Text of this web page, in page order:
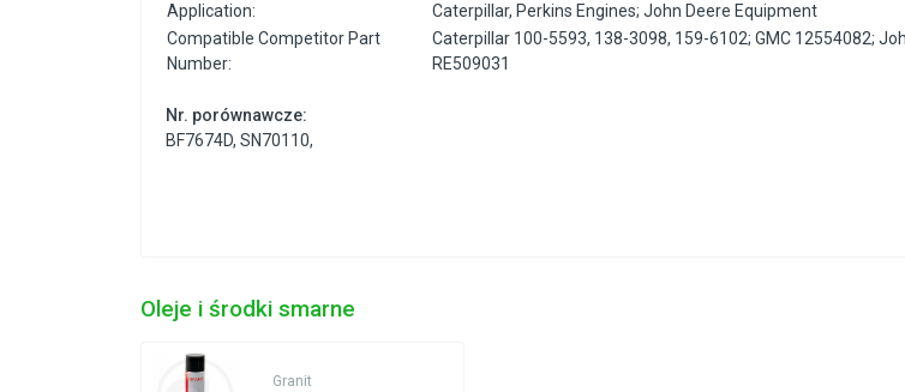
Application:
Caterpillar, Perkins Engines; John Deere Equipment
Compatible Competitor Part
Number:
Caterpillar 100-5593, 138-3098, 159-6102; GMC 12554082;
RE509031
Nr. porównawcze:
BF7674D, SN70110,
Oleje i środki smarne
Granit